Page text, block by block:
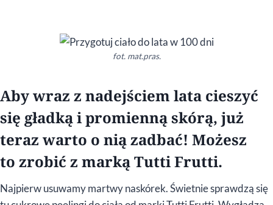
fot. mat.pras.
Aby wraz z nadejściem lata cieszyć
się gładką i promienną skórą, już
teraz warto o nią zadbać! Możesz
to zrobić z marką Tutti Frutti.
Najpierw usuwamy martwy naskórek. Świetnie sprawdzą się